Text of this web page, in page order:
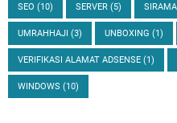
SEO (10) SERVER (5)
UMRAHHAJI (3) UNBOXING (1)
VERIFIKASI ALAMAT ADSENSE (1)
WINDOWS (10)